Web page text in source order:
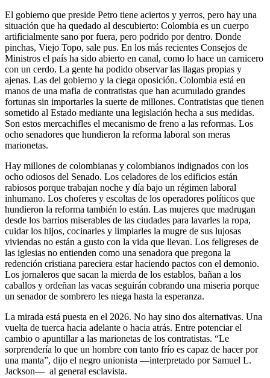
El gobierno que preside Petro tiene aciertos y yerros, pero hay una
situación que ha quedado al descubierto: Colombia es un cuerpo
artificialmente sano por fuera, pero podrido por dentro. Donde
pinchas, Viejo Topo, sale pus. En los más recientes Consejos de
Ministros el país ha sido abierto en canal, como lo hace un carnicero
con un cerdo. La gente ha podido observar las llagas propias y
ajenas. Las del gobierno y la ciega oposición. Colombia está en
manos de una mafia de contratistas que han acumulado grandes
fortunas sin importarles la suerte de millones. Contratistas que tienen
sometido al Estado mediante una legislación hecha a sus medidas.
Son estos mercachifles el mecanismo de freno a las reformas. Los
ocho senadores que hundieron la reforma laboral son meras
marionetas.
Hay millones de colombianas y colombianos indignados con los
ocho odiosos del Senado. Los celadores de los edificios están
rabiosos porque trabajan noche y día bajo un régimen laboral
inhumano. Los choferes y escoltas de los operadores políticos que
hundieron la reforma también lo están. Las mujeres que madrugan
desde los barrios miserables de las ciudades para lavarles la ropa,
cuidar los hijos, cocinarles y limpiarles la mugre de sus lujosas
viviendas no están a gusto con la vida que llevan. Los feligreses de
las iglesias no entienden como una senadora que pregona la
redención cristiana pareciera estar haciendo pactos con el demonio.
Los jornaleros que sacan la mierda de los establos, bañan a los
caballos y ordeñan las vacas seguirán cobrando una miseria porque
un senador de sombrero les niega hasta la esperanza.
La mirada está puesta en el 2026. No hay sino dos alternativas. Una
vuelta de tuerca hacia adelante o hacia atrás. Entre potenciar el
cambio o apuntillar a las marionetas de los contratistas. “Le
sorprendería lo que un hombre con tanto frío es capaz de hacer por
una manta”, dijo el negro unionista —interpretado por Samuel L.
Jackson— al general esclavista.